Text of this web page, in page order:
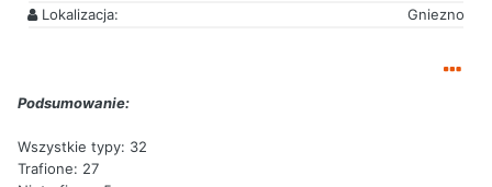
Lokalizacja:
Gniezno
Podsumowanie:
Wszystkie typy: 32
Trafione: 27